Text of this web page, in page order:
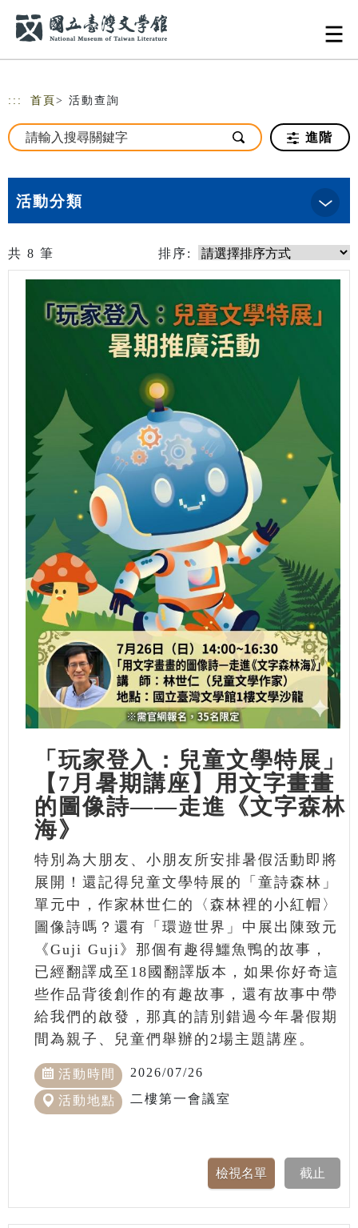
::: 首頁 > 活動查詢
進階
活動分類
共 8 筆 排序:
「玩家登入：兒童文學特展」
【7月暑期講座】用文字畫畫
的圖像詩——走進《文字森林
海》
特別為大朋友、小朋友所安排暑假活動即將
展開！還記得兒童文學特展的「童詩森林」
單元中，作家林世仁的〈森林裡的小紅帽〉
圖像詩嗎？還有「環遊世界」中展出陳致元
《Guji Guji》那個有趣得鱷魚鴨的故事，
已經翻譯成至18國翻譯版本，如果你好奇這
些作品背後創作的有趣故事，還有故事中帶
給我們的啟發，那真的請別錯過今年暑假期
間為親子、兒童們舉辦的2場主題講座。
活動時間 2026/07/26
活動地點 二樓第一會議室